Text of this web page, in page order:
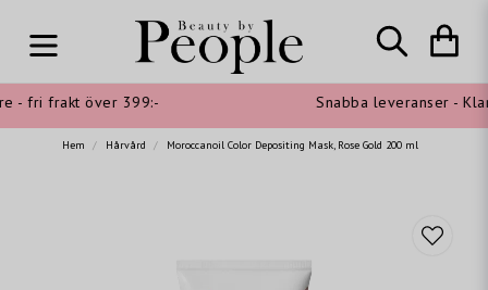
- fri frakt över 399:- Snabba leveranser -
Hem Hårvård Moroccanoil Color Depositing Mask, Rose Gold 200 ml